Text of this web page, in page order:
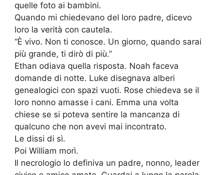
quelle foto ai bambini.
Quando mi chiedevano del loro padre, dicevo
loro la verità con cautela.
“È vivo. Non ti conosce. Un giorno, quando sarai
più grande, ti dirò di più.”
Ethan odiava quella risposta. Noah faceva
domande di notte. Luke disegnava alberi
genealogici con spazi vuoti. Rose chiedeva se il
loro nonno amasse i cani. Emma una volta
chiese se si poteva sentire la mancanza di
qualcuno che non avevi mai incontrato.
Le dissi di sì.
Poi William morì.
Il necrologio lo definiva un padre, nonno, leader